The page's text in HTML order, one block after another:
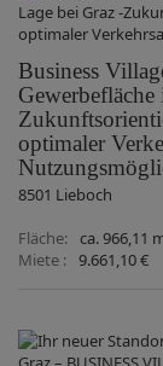
Business
optimaler
8501 Lieboch
Fläche
ca. 966,11
Miete 9.661,10 €